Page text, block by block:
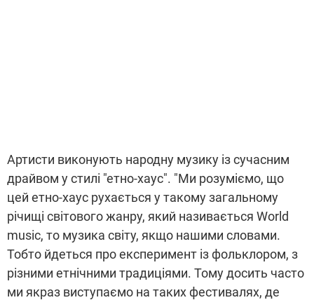
Артисти виконують народну музику із сучасним
драйвом у стилі "етно-хаус". "Ми розуміємо, що
цей етно-хаус рухається у такому загальному
річищі світового жанру, який називається World
music, то музика світу, якщо нашими словами.
Тобто йдеться про експеримент із фольклором, з
різними етнічними традиціями. Тому досить часто
ми якраз виступаємо на таких фестивалях, де